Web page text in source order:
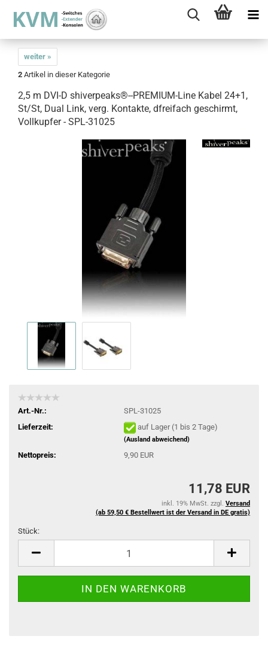
weiter »
2 Artikel in dieser Kategorie
2,5 m DVI-D shiverpeaks®--PREMIUM-Line Kabel 24+1,
St/St, Dual Link, verg. Kontakte, dfreifach geschirmt,
Vollkupfer - SPL-31025
Art.-Nr.:
SPL-31025
Lieferzeit:
auf Lager (1 bis 2 Tage)
(Ausland abweichend)
Nettopreis: 9,90 EUR
11,78 EUR
inkl. 19% MwSt. zzgl. Versand
(ab 59,50 € Bestellwert ist der Versand in DE gratis)
Stück: